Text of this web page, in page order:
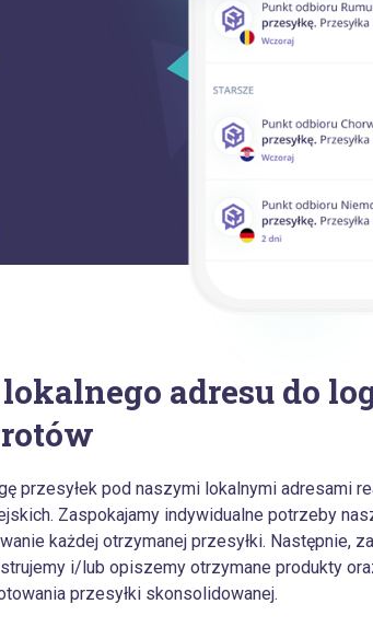
lokalnego adresu do
przesyłek pod naszymi lokalnymi adresami
Zaspokajamy indywidualne potrzeby
każdej otrzymanej przesyłki. Następnie,
i/lub opiszemy otrzymane produkty
przesyłki skonsolidowanej.